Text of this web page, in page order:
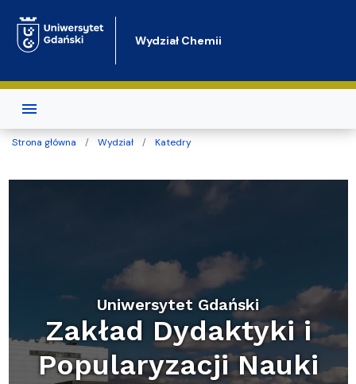
Wydział Chemii
Strona główna Wydział Katedry
Uniwersytet Gdański
Zakład Dydaktyki i
Popularyzacji Nauki